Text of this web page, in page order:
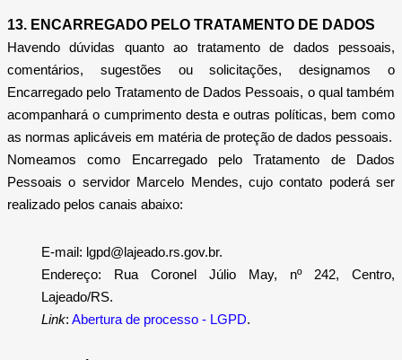
13. ENCARREGADO PELO TRATAMENTO DE DADOS
Havendo dúvidas quanto ao tratamento de dados pessoais,
comentários, sugestões ou solicitações, designamos o
Encarregado pelo Tratamento de Dados Pessoais, o qual também
acompanhará o cumprimento desta e outras políticas, bem como
as normas aplicáveis em matéria de proteção de dados pessoais.
Nomeamos como Encarregado pelo Tratamento de Dados
Pessoais o servidor Marcelo Mendes, cujo contato poderá ser
realizado pelos canais abaixo:
E-mail: lgpd@lajeado.rs.gov.br.
Endereço: Rua Coronel Júlio May, nº 242, Centro,
Lajeado/RS.
Link: Abertura de processo - LGPD.